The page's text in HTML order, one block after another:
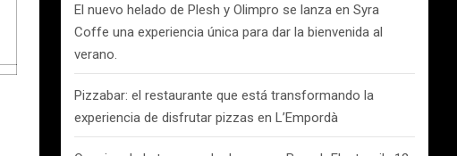
El nuevo helado de Plesh y Olimpro se lanza en Syra
Coffe una experiencia única para dar la bienvenida al
verano.
Pizzabar: el restaurante que está transformando la
experiencia de disfrutar pizzas en L’Empordà